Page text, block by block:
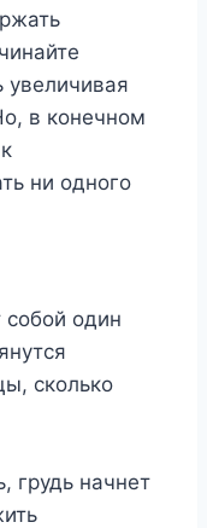
в конечном
ни одного
собой один
сколько
грудь начнет